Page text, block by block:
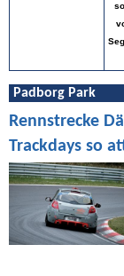
Padborg Park
Rennstrecke
Trackdays so